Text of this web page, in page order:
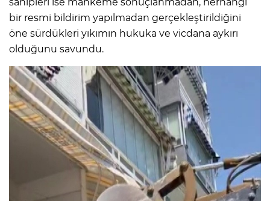
bir resmi bildirim yapılmadan gerçekleştirildiğini
öne sürdükleri yıkımın hukuka ve vicdana aykırı
olduğunu savundu.